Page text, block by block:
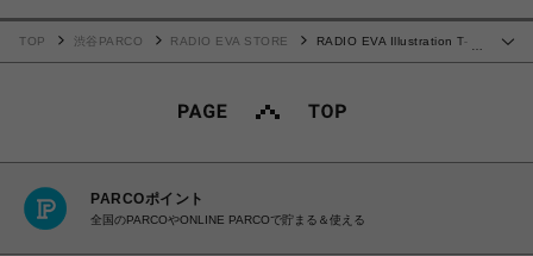
TOP 渋谷PARCO RADIO EVA STORE
RADIO EVA Illustration T-
PARCOポイント
全国のPARCOやONLINE PARCOで貯まる＆使える